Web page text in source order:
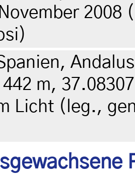
2008
m,
Licht (leg.,